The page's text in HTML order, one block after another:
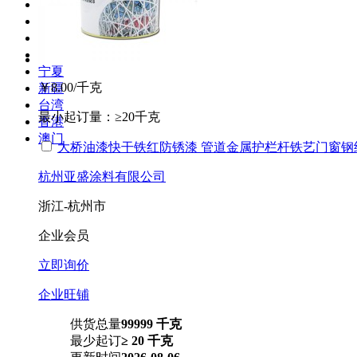
宁夏
新疆
台湾
香港
澳门
￥8.00/千克
最小起订量： ≥20千克
大桥油漆快干铁红防锈漆 管道金属护栏杆铁艺门窗钢
杭州亚盛涂料有限公司
浙江-杭州市
企业会员
立即询价
企业旺铺
供货总量99999 千克
最少起订≥ 20 千克